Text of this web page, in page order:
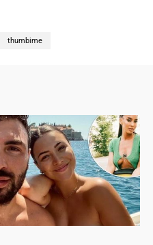
thumbime